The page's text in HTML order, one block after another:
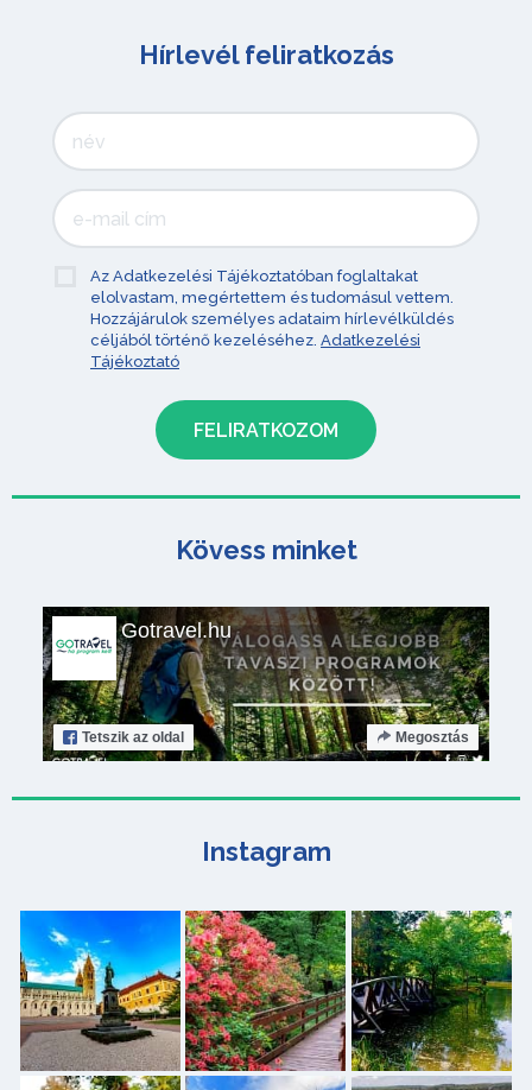
Hírlevél feliratkozás
Az Adatkezelési Tájékoztatóban foglaltakat
elolvastam, megértettem és tudomásul vettem.
Hozzájárulok személyes adataim hírlevélküldés
céljából történő kezeléséhez. Adatkezelési
Tájékoztató
Kövess minket
Gotravel.hu
Tetszik az oldal Megosztás
Instagram